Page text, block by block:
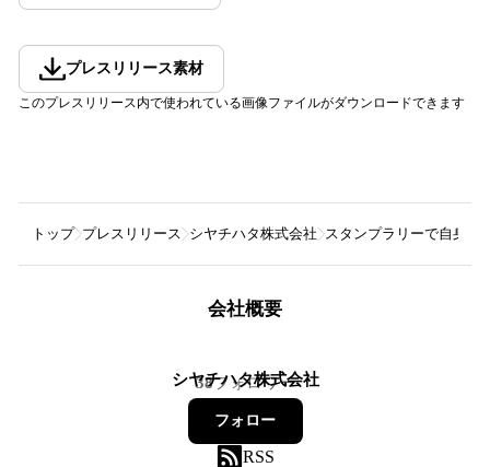
プレスリリース素材
このプレスリリース内で使われている画像ファイルがダウンロードできます
トップ プレスリリース シヤチハタ株式会社 スタンプラリーで自身の
会社概要
シヤチハタ株式会社
38フォロワー
フォロー
RSS